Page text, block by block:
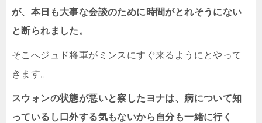
が、本日も大事な会談のために時間がとれそうにない
と断られました。
そこへジュド将軍がミンスにすぐ来るようにとやって
きます。
スウォンの状態が悪いと察したヨナは、病について知
っているし口外する気もないから自分も一緒に行く